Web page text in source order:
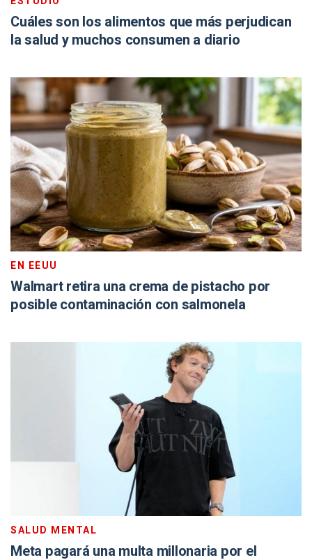
Cuáles son los alimentos que más perjudican
la salud y muchos consumen a diario
EN EEUU
Walmart retira una crema de pistacho por
posible contaminación con salmonela
SALUD MENTAL
Meta pagará una multa millonaria por el